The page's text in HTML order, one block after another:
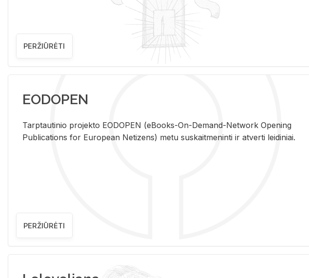
PERŽIŪRĖTI
EODOPEN
Tarp­tau­ti­nio pro­jek­to EO­DO­PEN (eBo­oks-On-De­mand-Ne­twork Ope­ning
Pub­li­ca­tions for Eu­ro­pe­an Ne­ti­zens) metu su­skait­me­nin­ti ir at­ver­ti lei­di­niai.
PERŽIŪRĖTI